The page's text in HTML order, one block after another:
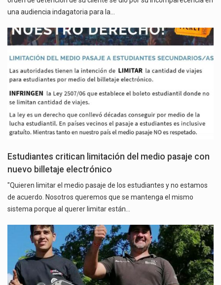
una audiencia indagatoria para la…
Estudiantes critican limitación del medio pasaje con
nuevo billetaje electrónico
"Quieren limitar el medio pasaje de los estudiantes y no estamos
de acuerdo. Nosotros queremos que se mantenga el mismo
sistema porque al querer limitar están…